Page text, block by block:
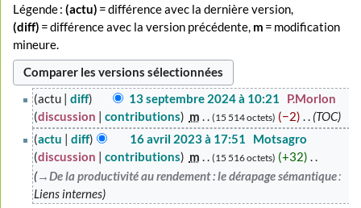
Légende :(actu) = différence avec la dernière version,
(diff) = différence avec la version précédente, m = modification
mineure.
13
septembre
2024
actu diff 13 septembre 2024 à 10:21
P.Morlon
discussion
contributions m 15 514 octets −2 TOC
16
avril
2023
actu diff 16 avril 2023 à 17:51
Motsagro
discussion
contributions m 15 516 octets +32
→‎De la productivité au rendement : le dérapage sémantique:
Liens internes